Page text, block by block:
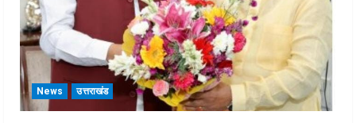
News उत्तराखंड